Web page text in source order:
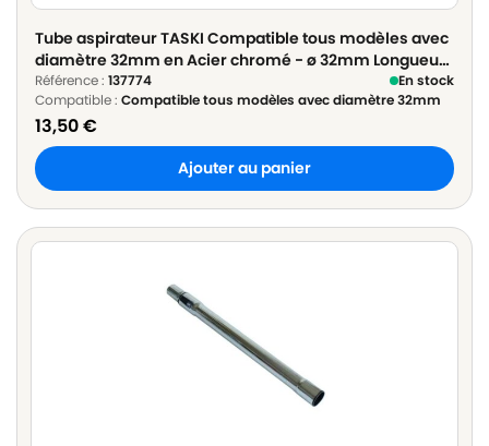
Tube aspirateur TASKI Compatible tous modèles avec
diamètre 32mm en Acier chromé - ø 32mm Longueur
50cm
Référence : 137774
En stock
Compatible : Compatible tous modèles avec diamètre 32mm
13,50€
Ajouter au panier